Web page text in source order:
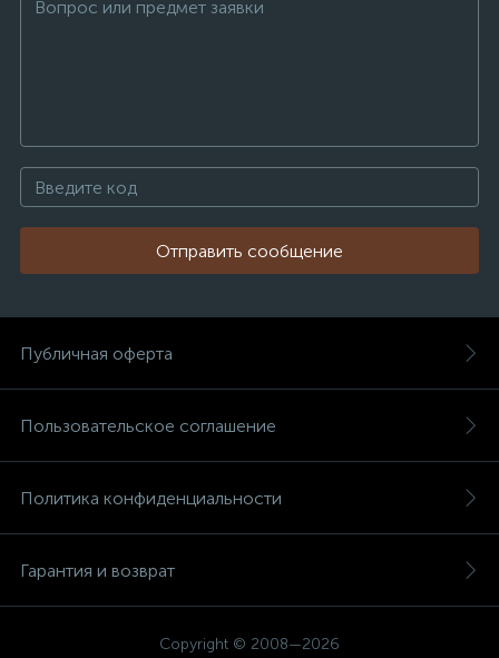
Отправить сообщение
Публичная оферта
Пользовательское соглашение
Политика конфиденциальности
Гарантия и возврат
Copyright © 2008—2026